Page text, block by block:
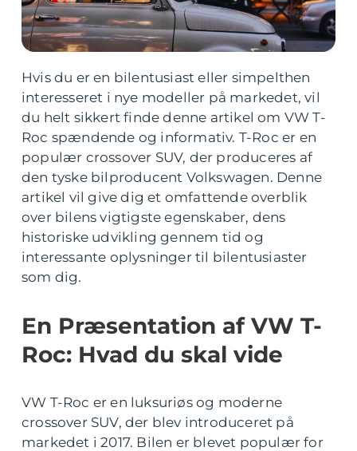
Hvis du er en bilentusiast eller simpelthen
interesseret i nye modeller på markedet, vil
du helt sikkert finde denne artikel om VW T-
Roc spændende og informativ. T-Roc er en
populær crossover SUV, der produceres af
den tyske bilproducent Volkswagen. Denne
artikel vil give dig et omfattende overblik
over bilens vigtigste egenskaber, dens
historiske udvikling gennem tid og
interessante oplysninger til bilentusiaster
som dig.
En Præsentation af VW T-
Roc: Hvad du skal vide
VW T-Roc er en luksuriøs og moderne
crossover SUV, der blev introduceret på
markedet i 2017. Bilen er blevet populær for